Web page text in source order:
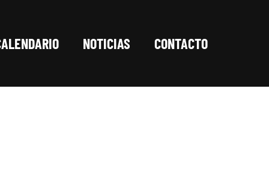
NOTICIAS CONTACTO